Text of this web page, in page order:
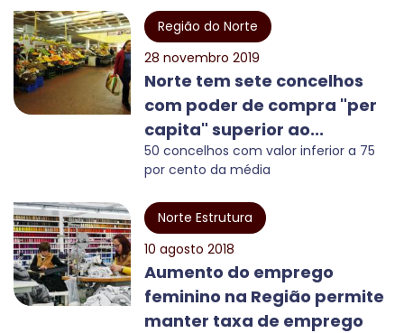
Região do Norte
28 novembro 2019
Norte tem sete concelhos
com poder de compra "per
capita" superior ao...
50 concelhos com valor inferior a 75
por cento da média
Norte Estrutura
10 agosto 2018
Aumento do emprego
feminino na Região permite
manter taxa de emprego